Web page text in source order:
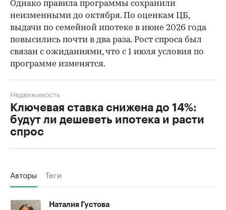
Однако правила программы сохранили
неизменными до октября. По оценкам ЦБ,
выдачи по семейной ипотеке в июне 2026 года
повысились почти в два раза. Рост спроса был
связан с ожиданиями, что с 1 июля условия по
программе изменятся.
Ключевая ставка снижена до 14%:
будут ли дешеветь ипотека и расти
спрос
Недвижимость
Авторы Теги
Наталия Густова